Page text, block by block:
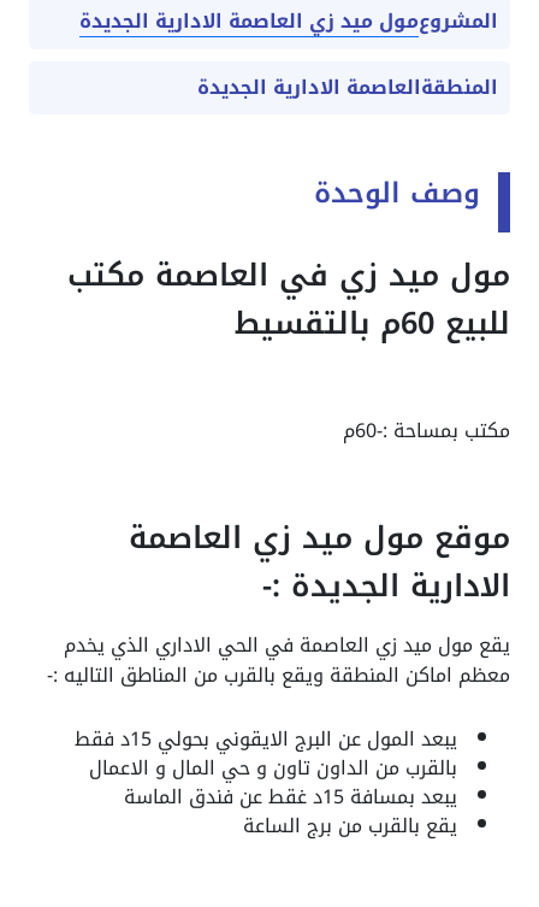
المشروعمول ميد زي العاصمة الادارية الجديدة
المنطقةالعاصمة الادارية الجديدة
وصف الوحدة
مول ميد زي في العاصمة مكتب
للبيع 60م بالتقسيط
مكتب بمساحة :-60م
موقع مول ميد زي العاصمة
الادارية الجديدة :-
يقع مول ميد زي العاصمة في الحي الاداري الذي يخدم
معظم اماكن المنطقة ويقع بالقرب من المناطق التاليه :-
يبعد المول عن البرج الايقوني بحولي 15د فقط
بالقرب من الداون تاون و حي المال و الاعمال
يبعد بمسافة 15د غقط عن فندق الماسة
يقع بالقرب من برج الساعة